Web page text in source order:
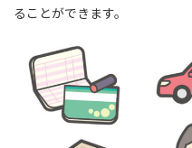
ることができます。